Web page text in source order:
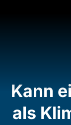
Kann
als